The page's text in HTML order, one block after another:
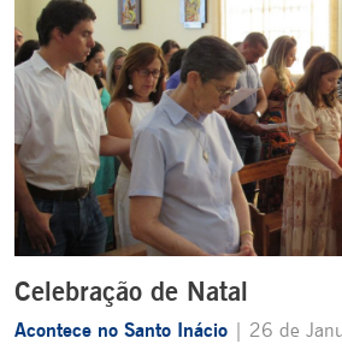
Celebração de Natal
Acontece no Santo Inácio | 26 de